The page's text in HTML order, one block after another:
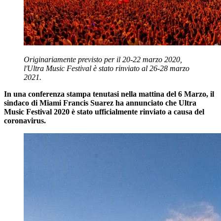
Originariamente previsto per il 20-22 marzo 2020,
l'Ultra Music Festival è stato rinviato al 26-28 marzo
2021.
In una conferenza stampa tenutasi nella mattina del 6 Marzo, il
sindaco di Miami Francis Suarez ha annunciato che Ultra
Music Festival 2020 è stato ufficialmente rinviato a causa del
coronavirus.